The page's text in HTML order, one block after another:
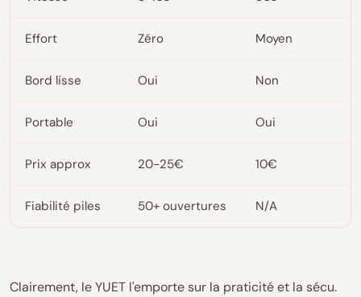
Effort Zéro Moyen
Bord lisse Oui Non
Portable Oui Oui
Prix approx 20-25€ 10€
Fiabilité piles 50+ ouvertures N/A
Clairement, le YUET l'emporte sur la praticité et la sécu.